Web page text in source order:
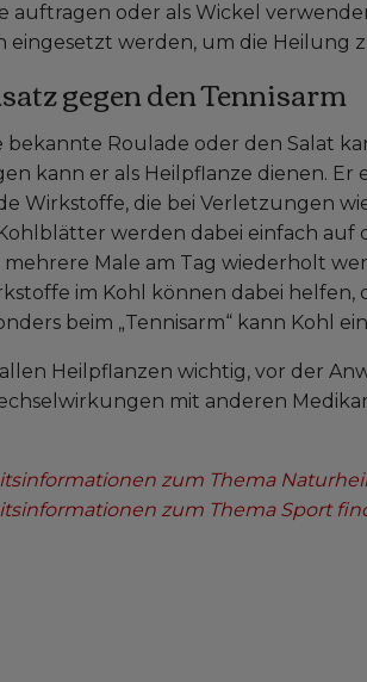
auftragen oder als Wickel
eingesetzt werden, um die Heilung
gegen den Tennisarm
Roulade oder den Salat
kann er als Heilpflanze dienen.
Wirkstoffe, die bei Verletzungen
werden dabei einfach
mehrere Male am Tag wiederholt
im Kohl können dabei
beim „Tennisarm“ kann Kohl
allen Heilpflanzen wichtig, vor der
mit anderen
zum Thema
zum Thema Sport